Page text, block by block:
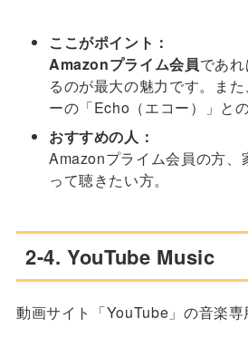
ここがポイント：
Amazonプライム会員であ
るのが最大の魅力です。ま
ーの「Echo（エコー）」と
おすすめの人：
Amazonプライム会員の方、
って聴きたい方。
2-4. YouTube Music
動画サイト「YouTube」の音楽専